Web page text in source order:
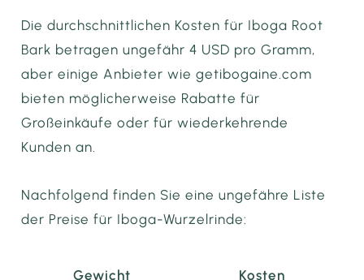
Die durchschnittlichen Kosten für Iboga Root
Bark betragen ungefähr 4 USD pro Gramm,
aber einige Anbieter wie getibogaine.com
bieten möglicherweise Rabatte für
Großeinkäufe oder für wiederkehrende
Kunden an.
Nachfolgend finden Sie eine ungefähre Liste
der Preise für Iboga-Wurzelrinde:
Gewicht Kosten